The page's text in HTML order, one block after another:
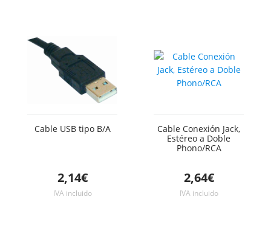
Cable USB tipo B/A
2,14€
IVA incluido
Cable Conexión Jack,
Estéreo a Doble
Phono/RCA
2,64€
IVA incluido